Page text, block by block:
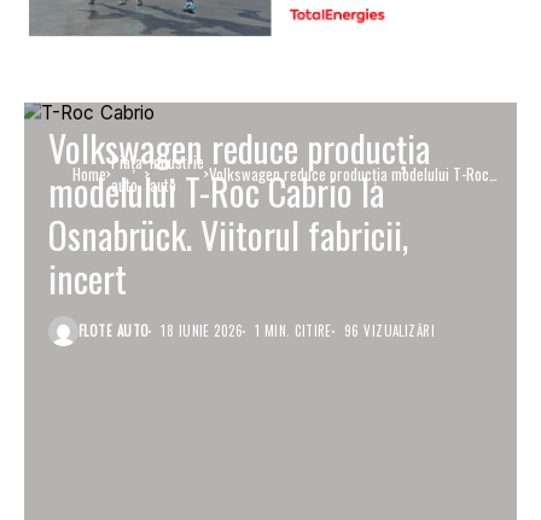
Home Piaţa
auto
Industrie
auto
Volkswagen reduce producția modelului T-Roc
Cabrio la Osnabrück. Viitorul fabricii, incert
Volkswagen reduce producția
modelului T-Roc Cabrio la
Osnabrück. Viitorul fabricii,
incert
FLOTE AUTO 18 IUNIE 2026 1 MIN. CITIRE 96 VIZUALIZĂRI